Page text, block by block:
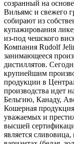
созранный на
Вильямс и свежего
собирают из
купажирования
из-под чешского
Компания Rudolf
занимающееся
дистиллятов.
крупнейшим
продукции в
производства
Бельгию, Канаду,
Кошерная
уважаемых и
высшей
является